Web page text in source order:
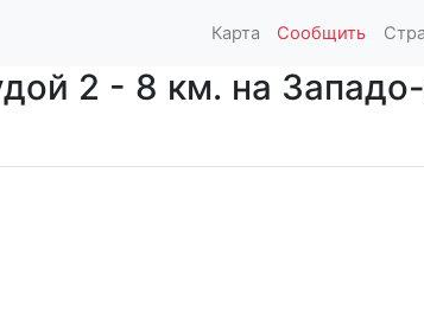
Карта Сообщить
2 - 8 км. на